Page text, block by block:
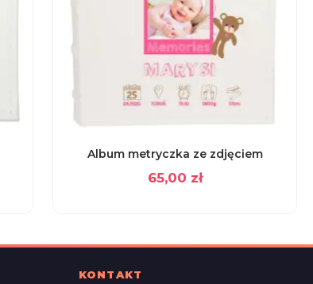
Album metryczka ze zdjęciem
65,00 zł
KONTAKT